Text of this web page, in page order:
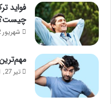
فواید
شهریور 12, 1401
تیر 27, 1401